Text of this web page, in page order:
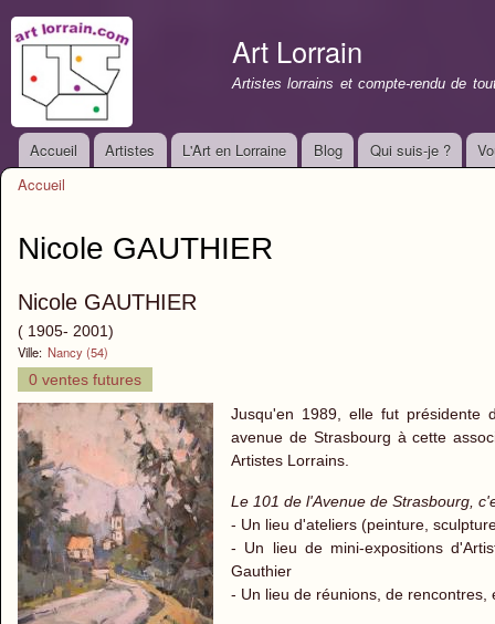
Art Lorrain
Artistes lorrains et compte-rendu de
Menu principal
Accueil Artistes L'Art en Lorraine Blog Qui suis-je ?
Accueil
Nicole GAUTHIER
Nicole GAUTHIER
( 1905- 2001)
Ville: Nancy (54)
0 ventes futures
Jusqu'en 1989, elle fut présidente
avenue de Strasbourg à cette
Artistes Lorrains.
Le 101 de l'Avenue de Strasbourg,
- Un lieu d'ateliers (peinture,
- Un lieu de mini-expositions
Gauthier
- Un lieu de réunions, de